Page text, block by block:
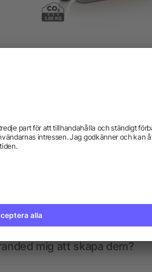
mig att skapa dem?